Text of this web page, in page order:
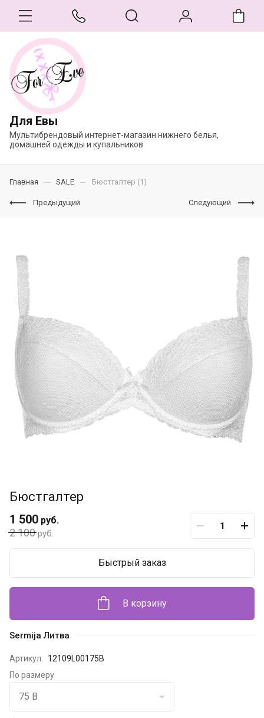
Для Евы
Мультибрендовый интернет-магазин нижнего белья,
домашней одежды и купальников
Главная SALE Бюстгалтер (1)
Предыдущий Следующий
Бюстгалтер
2 100руб.
1 500 руб.
В корзину
Быстрый заказ
Sermija Литва
Артикул:
12109L00175B
По размеру